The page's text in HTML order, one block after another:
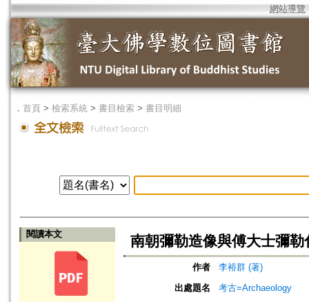
網站導覽
． 首頁 > 檢索系統 > 書目檢索 > 書目明細
閱讀本文 南朝彌勒造像與傅大士彌勒
作者
李裕群 (著)
出處題名
考古=Archaeology